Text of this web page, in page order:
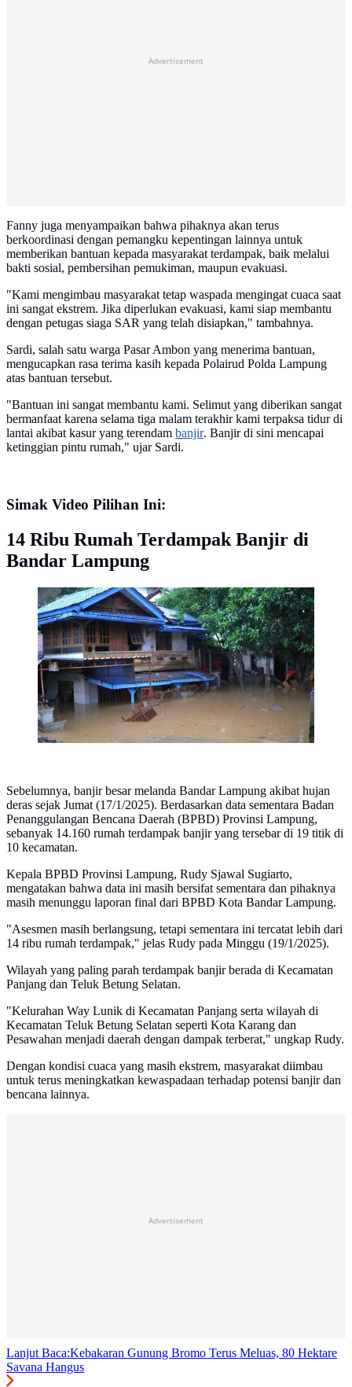
Advertisement
Fanny juga menyampaikan bahwa pihaknya akan terus
berkoordinasi dengan pemangku kepentingan lainnya untuk
memberikan bantuan kepada masyarakat terdampak, baik melalui
bakti sosial, pembersihan pemukiman, maupun evakuasi.
"Kami mengimbau masyarakat tetap waspada mengingat cuaca saat
ini sangat ekstrem. Jika diperlukan evakuasi, kami siap membantu
dengan petugas siaga SAR yang telah disiapkan," tambahnya.
Sardi, salah satu warga Pasar Ambon yang menerima bantuan,
mengucapkan rasa terima kasih kepada Polairud Polda Lampung
atas bantuan tersebut.
"Bantuan ini sangat membantu kami. Selimut yang diberikan sangat
bermanfaat karena selama tiga malam terakhir kami terpaksa tidur di
lantai akibat kasur yang terendam banjir. Banjir di sini mencapai
ketinggian pintu rumah," ujar Sardi.
Simak Video Pilihan Ini:
14 Ribu Rumah Terdampak Banjir di
Bandar Lampung
Banjir bandang yang melanda Kota Bandar Lampung.
Foto : (Istimewa).
Sebelumnya, banjir besar melanda Bandar Lampung akibat hujan
deras sejak Jumat (17/1/2025). Berdasarkan data sementara Badan
Penanggulangan Bencana Daerah (BPBD) Provinsi Lampung,
sebanyak 14.160 rumah terdampak banjir yang tersebar di 19 titik di
10 kecamatan.
Kepala BPBD Provinsi Lampung, Rudy Sjawal Sugiarto,
mengatakan bahwa data ini masih bersifat sementara dan pihaknya
masih menunggu laporan final dari BPBD Kota Bandar Lampung.
"Asesmen masih berlangsung, tetapi sementara ini tercatat lebih dari
14 ribu rumah terdampak," jelas Rudy pada Minggu (19/1/2025).
Wilayah yang paling parah terdampak banjir berada di Kecamatan
Panjang dan Teluk Betung Selatan.
"Kelurahan Way Lunik di Kecamatan Panjang serta wilayah di
Kecamatan Teluk Betung Selatan seperti Kota Karang dan
Pesawahan menjadi daerah dengan dampak terberat," ungkap Rudy.
Dengan kondisi cuaca yang masih ekstrem, masyarakat diimbau
untuk terus meningkatkan kewaspadaan terhadap potensi banjir dan
bencana lainnya.
Advertisement
Lanjut Baca:Kebakaran Gunung Bromo Terus Meluas, 80 Hektare
Savana Hangus